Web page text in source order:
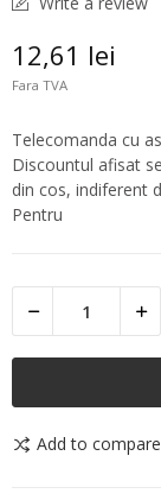
12,61 lei
Fara TVA
Telecomanda cu
Discountul afisat
din cos, indiferent
Pentru
Add to compare